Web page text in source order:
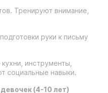
Тренируют внимание,
руки к письму
инструменты,
социальные навыки.
(4-10 лет)